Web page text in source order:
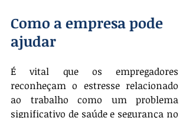
Como a empresa pode
ajudar
É vital que os empregadores
reconheçam o estresse relacionado
ao trabalho como um problema
significativo de saúde e segurança no